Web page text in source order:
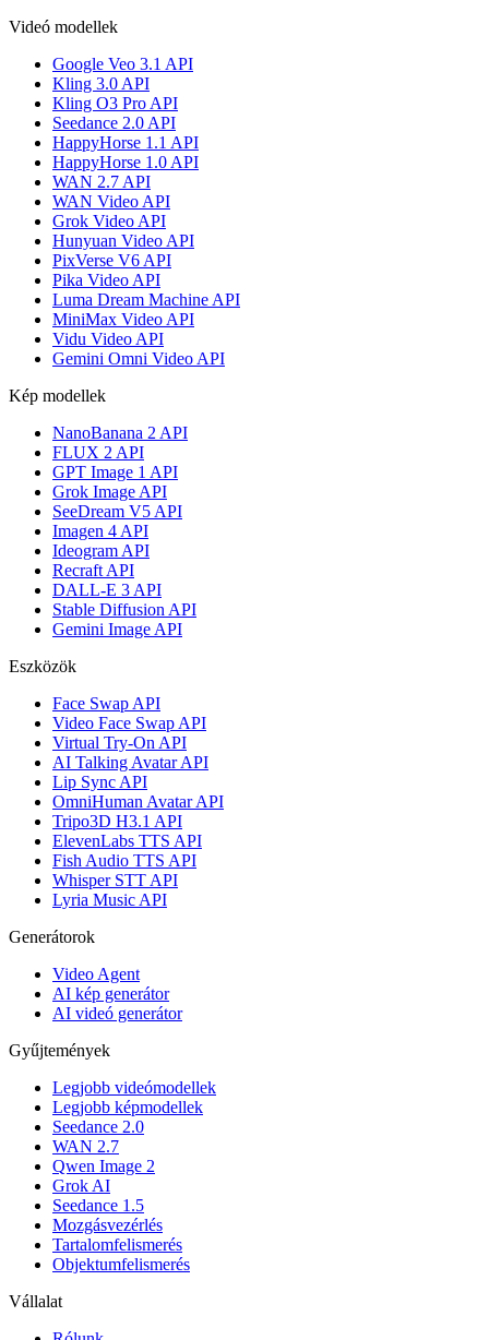
Videó modellek
Google Veo 3.1 API
Kling 3.0 API
Kling O3 Pro API
Seedance 2.0 API
HappyHorse 1.1 API
HappyHorse 1.0 API
WAN 2.7 API
WAN Video API
Grok Video API
Hunyuan Video API
PixVerse V6 API
Pika Video API
Luma Dream Machine API
MiniMax Video API
Vidu Video API
Gemini Omni Video API
Kép modellek
NanoBanana 2 API
FLUX 2 API
GPT Image 1 API
Grok Image API
SeeDream V5 API
Imagen 4 API
Ideogram API
Recraft API
DALL-E 3 API
Stable Diffusion API
Gemini Image API
Eszközök
Face Swap API
Video Face Swap API
Virtual Try-On API
AI Talking Avatar API
Lip Sync API
OmniHuman Avatar API
Tripo3D H3.1 API
ElevenLabs TTS API
Fish Audio TTS API
Whisper STT API
Lyria Music API
Generátorok
Video Agent
AI kép generátor
AI videó generátor
Gyűjtemények
Legjobb videómodellek
Legjobb képmodellek
Seedance 2.0
WAN 2.7
Qwen Image 2
Grok AI
Seedance 1.5
Mozgásvezérlés
Tartalomfelismerés
Objektumfelismerés
Vállalat